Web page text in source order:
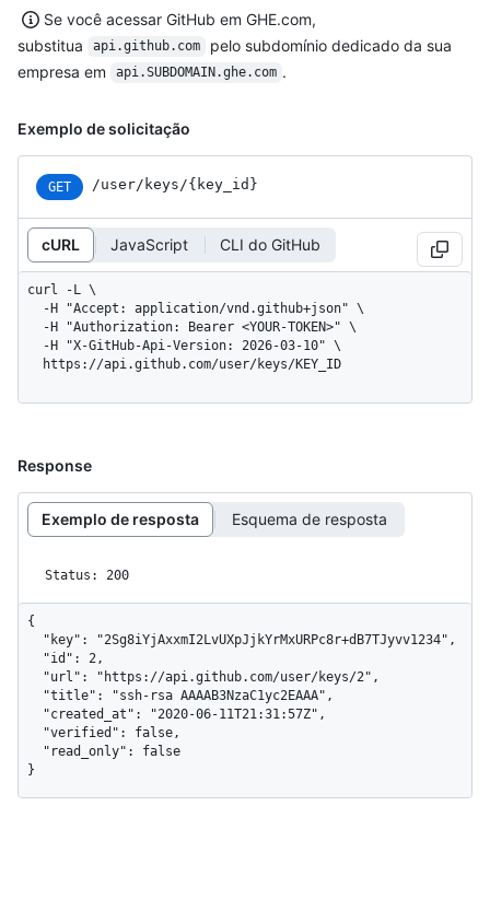
Se você acessar GitHub em GHE.com,
substitua
api.github.com
pelo subdomínio dedicado da sua
empresa em
api.SUBDOMAIN.ghe.com .
Exemplo de solicitação
GET /user/keys/{key_id}
cURL JavaScript CLI do GitHub
curl -L \
  https://api.github.com/user/keys/KEY_ID
Response
Exemplo de resposta Esquema de resposta
Status: 200
{
}